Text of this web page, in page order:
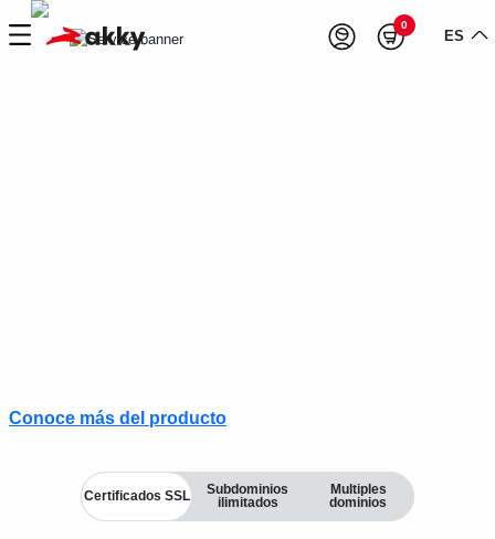
0
ES
Conoce más del producto
Certificados SSL
Subdominios
ilimitados
Multiples
dominios